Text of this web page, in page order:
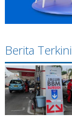
Berita Terkini